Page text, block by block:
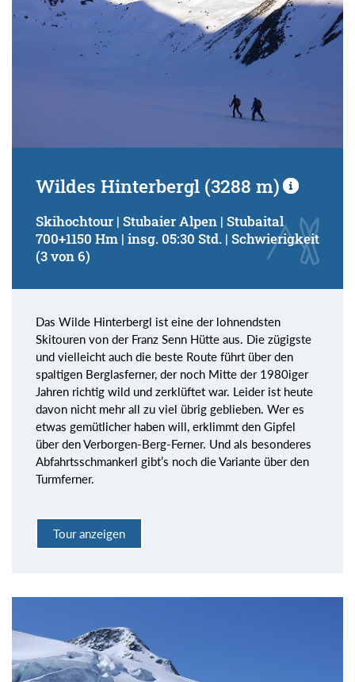
Wildes Hinterbergl (3288 m)
Skihochtour | Stubaier Alpen | Stubaital
700+1150 Hm | insg. 05:30 Std. | Schwierigkeit
(3 von 6)
Das Wilde Hinterbergl ist eine der lohnendsten
Skitouren von der Franz Senn Hütte aus. Die zügigste
und vielleicht auch die beste Route führt über den
spaltigen Berglasferner, der noch Mitte der 1980iger
Jahren richtig wild und zerklüftet war. Leider ist heute
davon nicht mehr all zu viel übrig geblieben. Wer es
etwas gemütlicher haben will, erklimmt den Gipfel
über den Verborgen-Berg-Ferner. Und als besonderes
Abfahrtsschmankerl gibt’s noch die Variante über den
Turmferner.
Tour anzeigen